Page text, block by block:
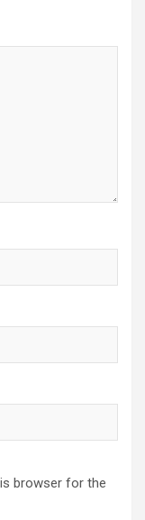
browser for the